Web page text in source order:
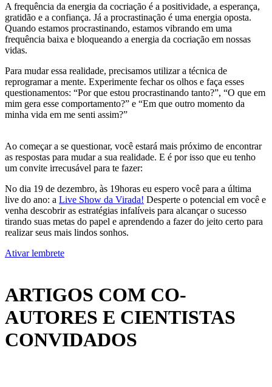
A frequência da energia da cocriação é a positividade, a esperança,
gratidão e a confiança. Já a procrastinação é uma energia oposta.
Quando estamos procrastinando, estamos vibrando em uma
frequência baixa e bloqueando a energia da cocriação em nossas
vidas.
Para mudar essa realidade, precisamos utilizar a técnica de
reprogramar a mente. Experimente fechar os olhos e faça esses
questionamentos: “Por que estou procrastinando tanto?”, “O que em
mim gera esse comportamento?” e “Em que outro momento da
minha vida em me senti assim?”
Ao começar a se questionar, você estará mais próximo de encontrar
as respostas para mudar a sua realidade. E é por isso que eu tenho
um convite irrecusável para te fazer:
No dia 19 de dezembro, às 19horas eu espero você para a última
live do ano: a Live Show da Virada! Desperte o potencial em você e
venha descobrir as estratégias infalíveis para alcançar o sucesso
tirando suas metas do papel e aprendendo a fazer do jeito certo para
realizar seus mais lindos sonhos.
Ativar lembrete
ARTIGOS COM CO-
AUTORES E CIENTISTAS
CONVIDADOS